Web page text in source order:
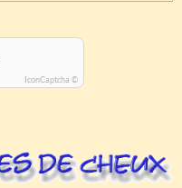
IconCaptcha ©